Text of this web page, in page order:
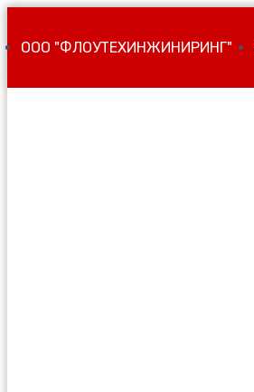
ООО "ФЛОУТЕХИНЖИНИРИНГ"